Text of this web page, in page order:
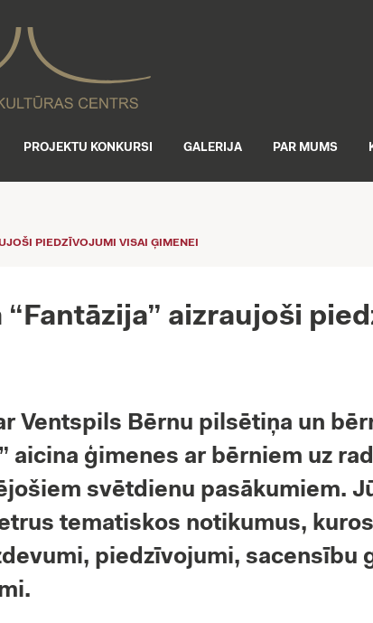
PROJEKTU KONKURSI GALERIJA PAR MUMS
PIEDZĪVOJUMI VISAI ĢIMENEI
aizraujoši
Ventspils Bērnu pilsētiņa un
aicina ģimenes ar bērniem uz
svētdienu pasākumiem.
tematiskos notikumus,
piedzīvojumi, sacensību